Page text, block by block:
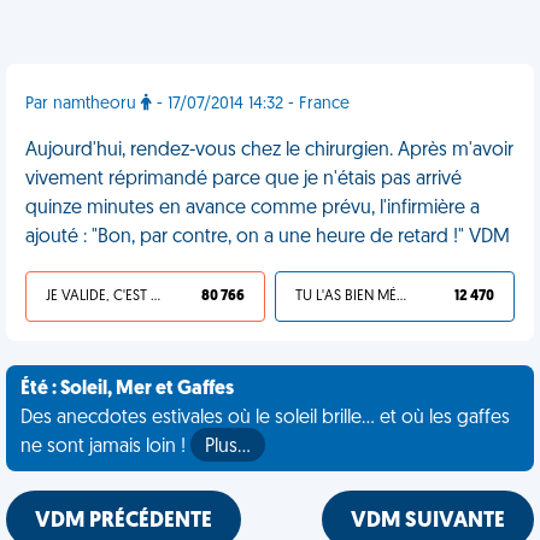
Par namtheoru - 17/07/2014 14:32 - France
Aujourd'hui, rendez-vous chez le chirurgien. Après m'avoir
vivement réprimandé parce que je n'étais pas arrivé
quinze minutes en avance comme prévu, l'infirmière a
ajouté : "Bon, par contre, on a une heure de retard !" VDM
JE VALIDE, C'EST UNE VDM 80 766 TU L'AS BIEN MÉRITÉ 12 470
Été : Soleil, Mer et Gaffes
Des anecdotes estivales où le soleil brille... et où les gaffes
ne sont jamais loin !
Plus…
VDM PRÉCÉDENTE VDM SUIVANTE